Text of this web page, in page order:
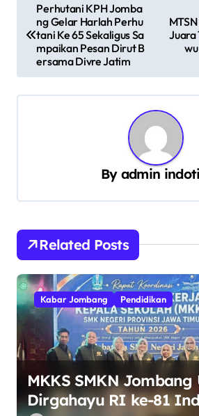
i
g
s
Perhutani KPH Jomba
ng Gelar Harlah Perhu
tani Ke 65 Sekaligus Sa
mpaikan Pesan Dirut B
ersama Divre Jatim
Juara
By admin
Related Posts
Kabar Jombang Pendidikan
MKKS SMKN Jombang
Dirgahayu RI ke-81